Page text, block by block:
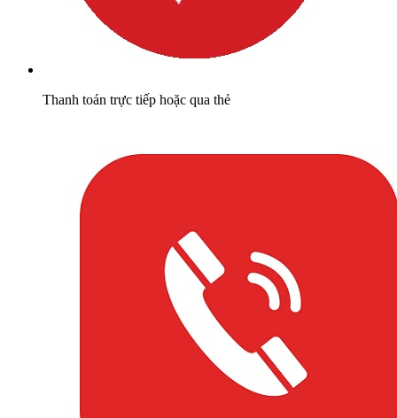
Thanh toán trực tiếp hoặc qua thẻ